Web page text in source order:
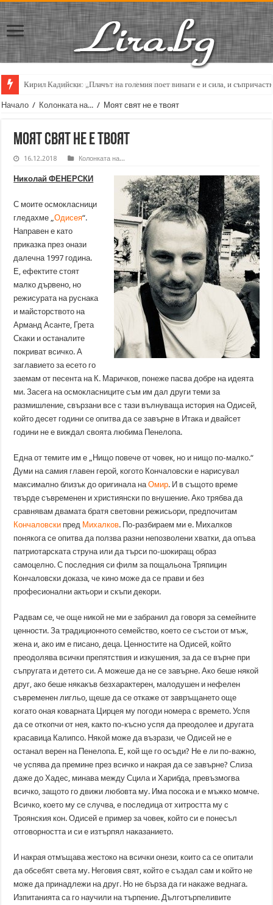
Кирил Кадийски: „Плачът на големия поет винаги е и сила, и
Начало / Колонката на... / Моят свят не е твоят
Моят свят не е твоят
16.12.2018 Колонката на...
Николай ФЕНЕРСКИ
С моите осмокласници
гледахме „Одисея“.
Направен е като
приказка през онази
далечна 1997 година.
Е, ефектите стоят
малко дървено, но
режисурата на руснака
и майсторството на
Арманд Асанте, Грета
Скаки и останалите
покриват всичко. А
заглавието за есето го
заемам от песента на К. Маричков, понеже пасва добре на идеята
ми. Засега на осмокласниците съм им дал други теми за
размишление, свързани все с тази вълнуваща история на Одисей,
който десет години се опитва да се завърне в Итака и двайсет
години не е виждал своята любима Пенелопа.
Една от темите им е „Нищо повече от човек, но и нищо по-малко.“
Думи на самия главен герой, когото Кончаловски е нарисувал
максимално близък до оригинала наОмир. И в същото време
твърде съвременен и християнски по внушение. Ако трябва да
сравнявам двамата братя световни режисьори, предпочитам
Кончаловски пред Михалков. По-разбираем ми е. Михалков
понякога се опитва да ползва разни непозволени хватки, да опъва
патриотарската струна или да търси по-шокиращ образ
самоцелно. С последния си филм за пощальона Тряпицин
Кончаловски доказа, че кино може да се прави и без
професионални актьори и скъпи декори.
Радвам се, че още никой не ми е забранил да говоря за семейните
ценности. За традиционното семейство, което се състои от мъж,
жена и, ако им е писано, деца. Ценностите на Одисей, който
преодолява всички препятствия и изкушения, за да се върне при
съпругата и детето си. А можеше да не се завърне. Ако беше някой
друг, ако беше някакъв безхарактерен, малодушен и нефелен
съвременен лигльо, щеше да се откаже от завръщането още
когато оная коварната Цирцея му погоди номера с времето. Успя
да се откопчи от нея, както по-късно успя да преодолее и другата
красавица Калипсо. Някой може да възрази, че Одисей не е
останал верен на Пенелопа. Е, кой ще го осъди? Не е ли по-важно,
че успява да премине през всичко и накрая да се завърне? Слиза
даже до Хадес, минава между Сцила и Харибда, превъзмогва
всичко, защото го движи любовта му. Има посока и е мъжко момче.
Всичко, което му се случва, е последица от хитростта му с
Троянския кон. Одисей е пример за човек, който си е понесъл
отговорността и си е изтърпял наказанието.
И накрая отмъщава жестоко на всички онези, които са се опитали
да обсебят света му. Неговия свят, който е създал сам и който не
може да принадлежи на друг. Но не бърза да ги накаже веднага.
Изпитанията са го научили на търпение. Дълготърпеливите